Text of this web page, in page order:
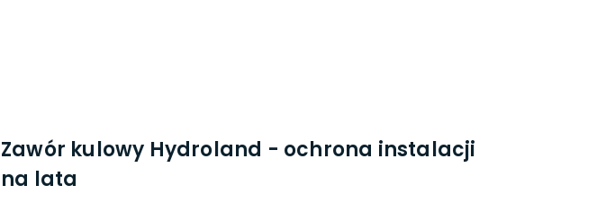
Zawór kulowy Hydroland - ochrona instalacji
na lata